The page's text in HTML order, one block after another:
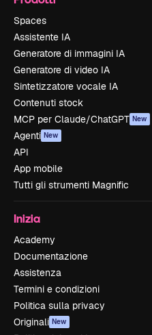
Spaces
Assistente IA
Generatore di immagini IA
Generatore di video IA
Sintetizzatore vocale IA
Contenuti stock
MCP per Claude/ChatGPT New
Agenti New
API
App mobile
Tutti gli strumenti Magnific
Inizia
Academy
Documentazione
Assistenza
Termini e condizioni
Politica sulla privacy
Originali New